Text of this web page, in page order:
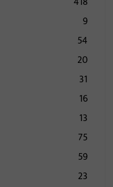
9
54
20
31
16
13
75
59
23